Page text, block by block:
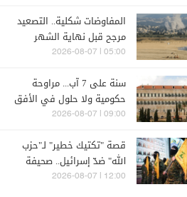
المفاوضات شكلية.. التصعيد
مرجح قبل نهاية الشهر
05:00 | 2026-08-07
سنة على 7 آب... مراوحة
حكومية ولا حلول في الأفق
المنظور
09:00 | 2026-08-07
قصة "تكتيك خطير" لـ"حزب
الله" ضدّ إسرائيل.. صحيفة
تكشفه
12:00 | 2026-08-07